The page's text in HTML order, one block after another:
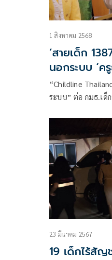
1 สิงหาคม 2568
‘สายเด็ก
นอกระบบ ‘ค
“Childline
ระบบ” ต่อ กมธ.เด็
23 มีนาคม 2567
19 เด็กไร้สั